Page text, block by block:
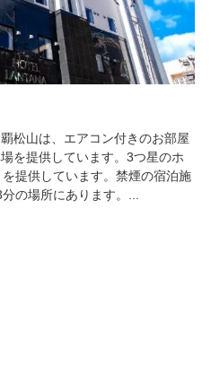
松山は、エアコン付きのお部屋
を提供しています。3つ星のホ
提供しています。禁煙の宿泊施
の場所にあります。...